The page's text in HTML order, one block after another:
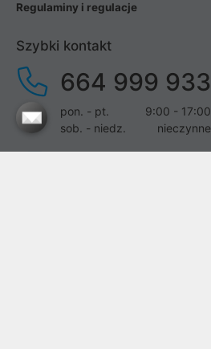
Regulaminy i regulacje
Szybki kontakt
664 999 933
pon. - pt.
9:00 - 17:00
sob. - niedz.
nieczynne